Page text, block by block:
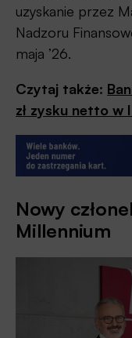
uzyskanie przez
Nadzoru
maja ’26.
Czytaj także:
zł zysku netto
Nowy
Millennium